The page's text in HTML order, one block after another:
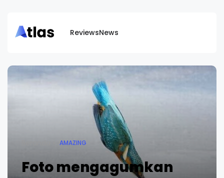
ReviewsNews
AMAZING
Foto mengagumkan